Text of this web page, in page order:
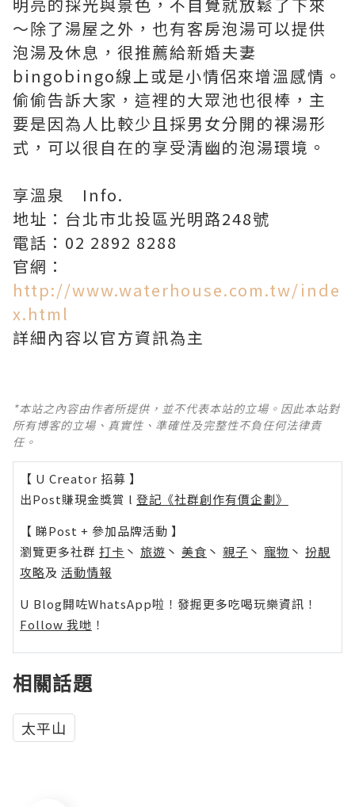
～除了湯屋之外，也有客房泡湯可以提供
泡湯及休息，很推薦給新婚夫妻
bingobingo線上或是小情侶來增溫感情。
偷偷告訴大家，這裡的大眾池也很棒，主
要是因為人比較少且採男女分開的裸湯形
式，可以很自在的享受清幽的泡湯環境。
享溫泉 Info.
地址：台北市北投區光明路248號
電話：02 2892 8288
官網：
http://www.waterhouse.com.tw/inde
x.html
詳細內容以官方資訊為主
*本站之內容由作者所提供，並不代表本站的立場。因此本站對
所有博客的立場、真實性、準確性及完整性不負任何法律責
任。
【 U Creator 招募 】
出Post賺現金獎賞 l 登記《社群創作有價企劃》
【 睇Post + 參加品牌活動 】
瀏覽更多社群 打卡 丶 旅遊 丶 美食 丶 親子 丶 寵物 丶 扮靚
攻略及 活動情報
U Blog開咗WhatsApp啦！發掘更多吃喝玩樂資訊！
Follow 我哋 ！
相關話題
太平山